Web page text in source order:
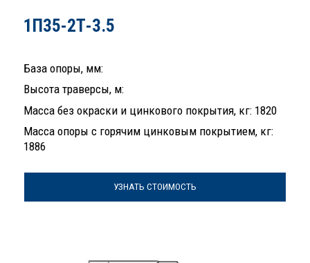
1П35-2Т-3.5
База опоры, мм:
Высота траверсы, м:
Масса без окраски и цинкового покрытия, кг: 1820
Масса опоры с горячим цинковым покрытием, кг:
1886
УЗНАТЬ СТОИМОСТЬ